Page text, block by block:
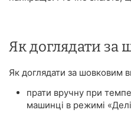
Як доглядати за
Як доглядати за шовковим
прати вручну при
машинці в режимі